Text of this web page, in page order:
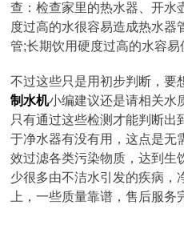
查：检查家里的热水器、开水
度过高的水很容易造成热水器
管;长期饮用硬度过高的水容易
不过这些只是用初步判断，要
制水机小编建议还是请相关水
只有通过这些检测才能判断出
于净水器有没有用，这点是无
效过滤各类污染物质，达到生
少很多由不洁水引发的疾病，
上，一些质量靠谱，售后服务